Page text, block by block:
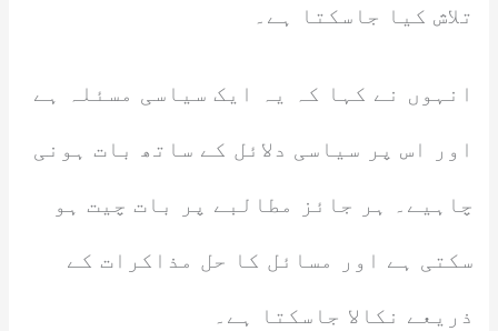
تلاش کیا جاسکتا ہے۔
انہوں نے کہا کہ یہ ایک سیاسی مسئلہ ہے
اور اس پر سیاسی دلائل کے ساتھ بات ہونی
چاہیے۔ ہر جائز مطالبے پر بات چیت ہو
سکتی ہے اور مسائل کا حل مذاکرات کے
ذریعے نکالا جاسکتا ہے۔